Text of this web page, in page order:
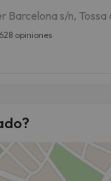
Barcelona s/n, Tossa
628 opiniones